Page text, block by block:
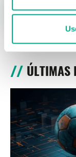
ÚLTIMAS